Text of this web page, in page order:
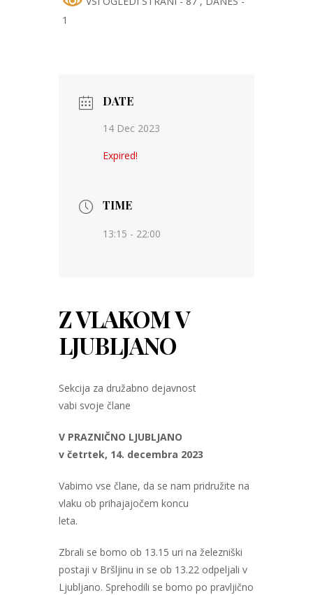
1
DATE
14 Dec 2023
Expired!
TIME
13:15 - 22:00
Z VLAKOM V
LJUBLJANO
Sekcija za družabno dejavnost
vabi svoje člane
V PRAZNIČNO LJUBLJANO
v četrtek, 14. decembra 2023
Vabimo vse člane, da se nam pridružite na
vlaku ob prihajajočem koncu
leta.
Zbrali se bomo ob 13.15 uri na železniški
postaji v Bršljinu in se ob 13.22 odpeljali v
Ljubljano. Sprehodili se bomo po pravljično